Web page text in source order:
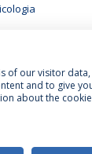
Termos &
of our visitor
and to give
about the